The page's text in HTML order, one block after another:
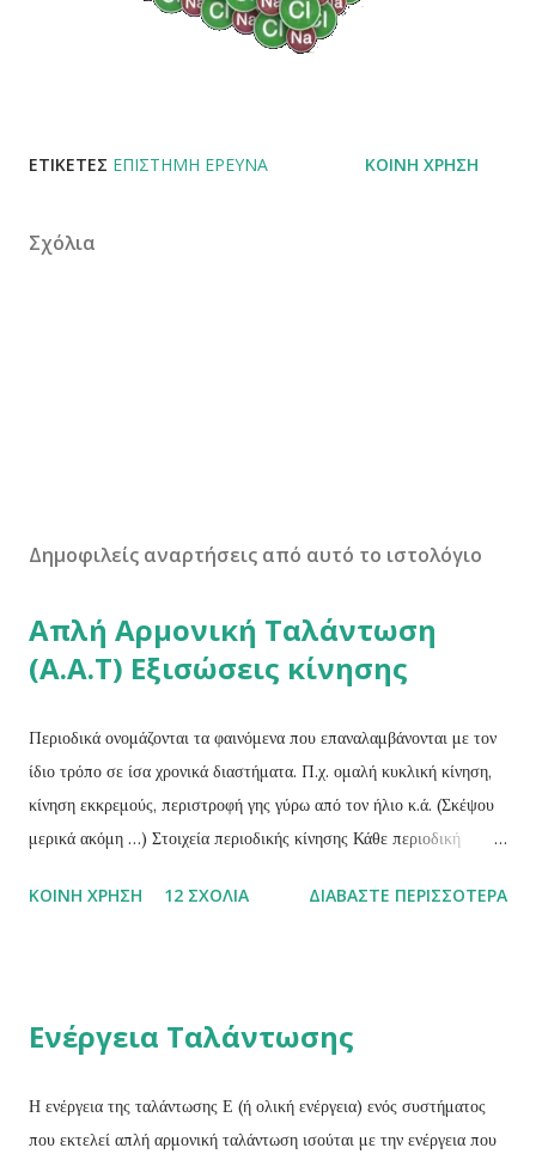
ΕΤΙΚΈΤΕΣ ΕΠΙΣΤΉΜΗ ΈΡΕΥΝΑ ΚΟΙΝΉ ΧΡΉΣΗ
Σχόλια
Δημοφιλείς αναρτήσεις από αυτό το ιστολόγιο
Απλή Αρμονική Ταλάντωση
(Α.Α.Τ) Εξισώσεις κίνησης
Περιοδικά ονομάζονται τα φαινόμενα που επαναλαμβάνονται με τον
ίδιο τρόπο σε ίσα χρονικά διαστήματα. Π.χ. ομαλή κυκλική κίνηση,
κίνηση εκκρεμούς, περιστροφή γης γύρω από τον ήλιο κ.ά. (Σκέψου
μερικά ακόμη …) Στοιχεία περιοδικής κίνησης Κάθε περιοδική
ενός περιοδικού φαινομένου ονομάζεται ο χρόνος που απαιτείται για
Συχνότητα (f) ενός περιοδικού φαινομένου ονομάζεται το φυσικό
αριθμού Ν των επαναλήψεων του φαινομένου σε κάποιο χρόνο t,
προς το χρόνο αυτό.Δηλαδή: Η συχνότητα είναι μονόμετρο
ΚΟΙΝΉ ΧΡΉΣΗ 12 ΣΧΌΛΙΑ ΔΙΑΒΆΣΤΕ ΠΕΡΙΣΣΌΤΕΡΑ
Ενέργεια Ταλάντωσης
Η ενέργεια της ταλάντωσης Ε (ή ολική ενέργεια) ενός συστήματος
που εκτελεί απλή αρμονική ταλάντωση ισούται με την ενέργεια που